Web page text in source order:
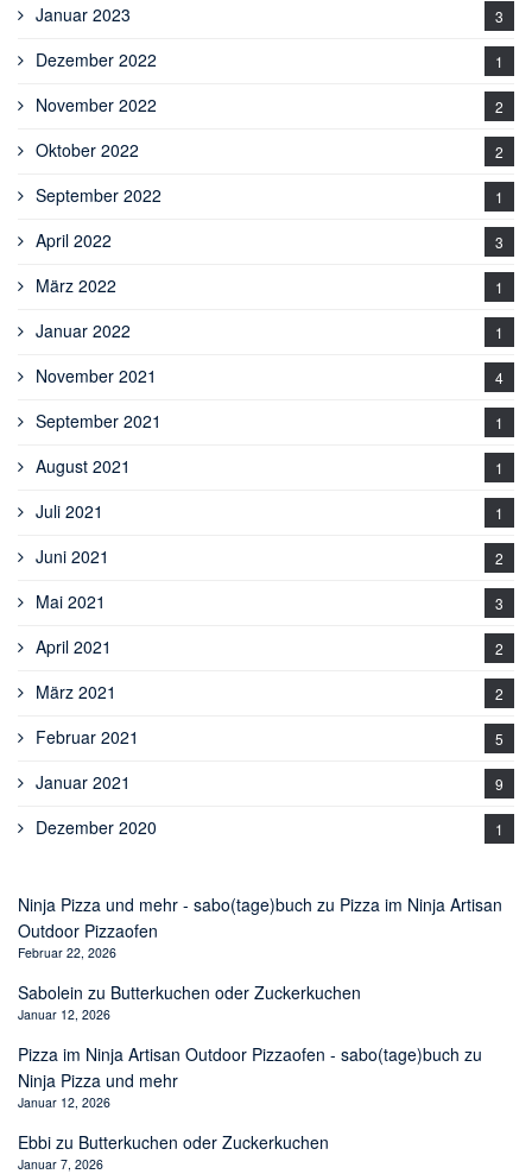
Januar 2023 3
Dezember 2022 1
November 2022 2
Oktober 2022 2
September 2022 1
April 2022 3
März 2022 1
Januar 2022 1
November 2021 4
September 2021 1
August 2021 1
Juli 2021 1
Juni 2021 2
Mai 2021 3
April 2021 2
März 2021 2
Februar 2021 5
Januar 2021 9
Dezember 2020 1
Ninja Pizza und mehr - sabo(tage)buch zu Pizza im Ninja Artisan
Outdoor Pizzaofen
Februar 22, 2026
Sabolein zu Butterkuchen oder Zuckerkuchen
Januar 12, 2026
Pizza im Ninja Artisan Outdoor Pizzaofen - sabo(tage)buch zu
Ninja Pizza und mehr
Januar 12, 2026
Ebbi zu Butterkuchen oder Zuckerkuchen
Januar 7, 2026